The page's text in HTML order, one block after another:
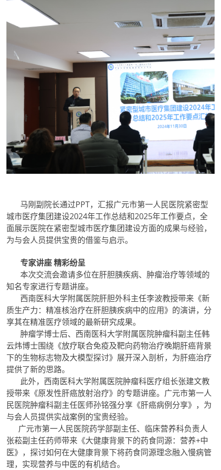
马刚副院长通过PPT，汇报广元市第一人民医院紧密型
城市医疗集团建设2024年工作总结和2025年工作要点，全
面展示医院在紧密型城市医疗集团建设方面的成果与经验，
为与会人员提供宝贵的借鉴与启示。
专家讲座 精彩纷呈
本次交流会邀请多位在肝胆胰疾病、肿瘤治疗等领域的
知名专家进行专题讲座。
西南医科大学附属医院肝胆外科主任李波教授带来《新
质生产力：精准核治疗在肝胆胰疾病中的应用》的演讲，分
享其在精准医疗领域的最新研究成果。
肿瘤学博士后、西南医科大学附属医院肿瘤科副主任韩
云炜博士围绕《放疗联合免疫及靶向药物治疗晚期肝癌背景
下的生物标志物及大模型探讨》展开深入剖析，为肝癌治疗
提供了新的思路。
此外，西南医科大学附属医院肿瘤科医疗组长张建文教
授带来《原发性肝癌放射治疗》的专题讲座。广元市第一人
民医院肿瘤科副主任医师孙铭强分享《肝癌病例分享》，为
与会人员提供实战案例的宝贵经验。
广元市第一人民医院药学部副主任、临床营养科负责人
张菘副主任药师带来《大健康背景下的药食同源：营养+中
医》，探讨如何在大健康背景下将药食同源理念融入慢病管
理，实现营养与中医的有机结合。